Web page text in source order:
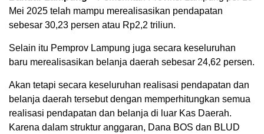
Mei 2025 telah mampu merealisasikan pendapatan
sebesar 30,23 persen atau Rp2,2 triliun.
Selain itu Pemprov Lampung juga secara keseluruhan
baru merealisasikan belanja daerah sebesar 24,62 persen.
Akan tetapi secara keseluruhan realisasi pendapatan dan
belanja daerah tersebut dengan memperhitungkan semua
realisasi pendapatan dan belanja di luar Kas Daerah.
Karena dalam struktur anggaran, Dana BOS dan BLUD